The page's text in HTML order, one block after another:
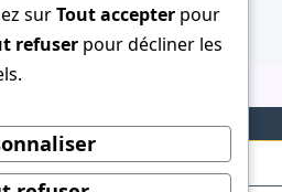
surTout accepter pour
refuser pour décliner les